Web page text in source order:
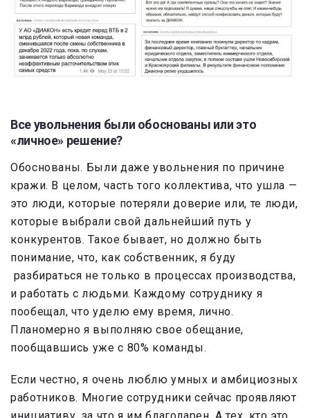
Все увольнения были обоснованы или это
«личное» решение?
Обоснованы. Были даже увольнения по причине
кражи. В целом, часть того коллектива, что ушла —
это люди, которые потеряли доверие или, те люди,
которые выбрали свой дальнейший путь у
конкурентов. Такое бывает, но должно быть
понимание, что, как собственник, я буду
разбираться не только в процессах производства,
и работать с людьми. Каждому сотруднику я
пообещал, что уделю ему время, лично.
Планомерно я выполняю свое обещание,
пообщавшись уже с 80% команды.
Если честно, я очень люблю умных и амбициозных
работников. Многие сотрудники сейчас проявляют
инициативу, за что я им благодарен. А тех, кто это